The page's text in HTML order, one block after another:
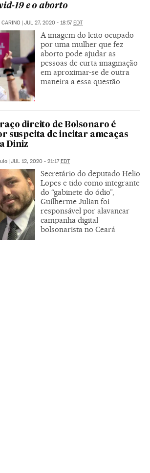
19 e o aborto
CARINO | JUL 27, 2020 - 18:57EDT
A imagem do leito ocupado
por uma mulher que fez
aborto pode ajudar as
pessoas de curta imaginação
em aproximar-se de outra
maneira a essa questão
direito de Bolsonaro é
suspeita de incitar ameaças
Diniz
| JUL 12, 2020 - 21:17EDT
Secretário do deputado Helio
Lopes e tido como integrante
do “gabinete do ódio”,
Guilherme Julian foi
responsável por alavancar
campanha digital
bolsonarista no Ceará